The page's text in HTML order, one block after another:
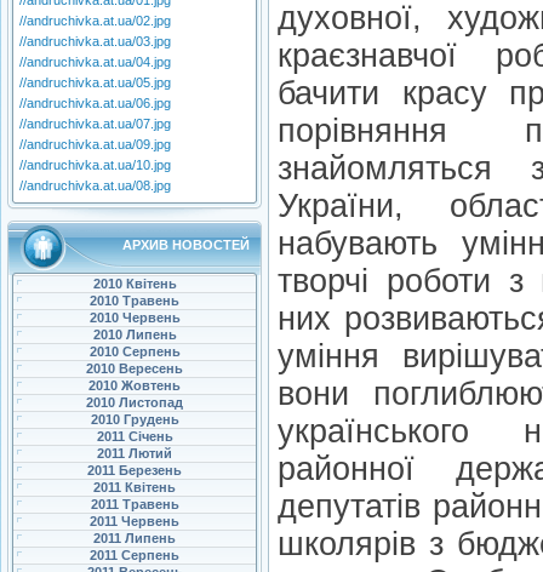
//andruchivka.at.ua/02.jpg
//andruchivka.at.ua/03.jpg
//andruchivka.at.ua/04.jpg
//andruchivka.at.ua/05.jpg
//andruchivka.at.ua/06.jpg
//andruchivka.at.ua/07.jpg
//andruchivka.at.ua/09.jpg
//andruchivka.at.ua/10.jpg
//andruchivka.at.ua/08.jpg
АРХИВ НОВОСТЕЙ
2010 Квітень
2010 Травень
2010 Червень
2010 Липень
2010 Серпень
2010 Вересень
2010 Жовтень
2010 Листопад
2010 Грудень
2011 Січень
2011 Лютий
2011 Березень
2011 Квітень
2011 Травень
2011 Червень
2011 Липень
2011 Серпень
духовної,
краєзнавчої
бачити красу
порівняння
знайомляться
України,
набувають
творчі роботи з
них
уміння
вони
районної
депутатів
школярів з